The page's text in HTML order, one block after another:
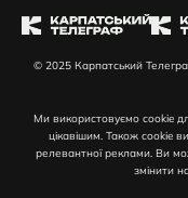
b
o
-
f
© 2025 Карпатський
Ми використовуємо cookie
цікавішим. Також cookie
релевантної реклами. Ви
змінити